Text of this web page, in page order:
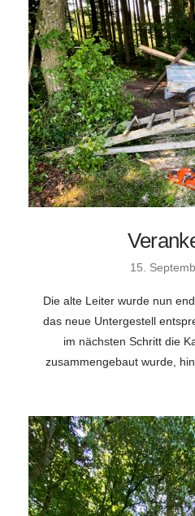
15.
Die alte Leiter wurde nun
das neue Untergestell
im nächsten Schritt die
zusammengebaut wurde,